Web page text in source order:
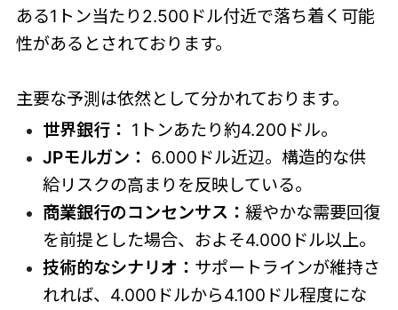
ある1トン当たり2.500ドル付近で落ち着く可能
性があるとされております。
主要な予測は依然として分かれております。
世界銀行： 1トンあたり約4.200ドル。
JPモルガン： 6.000ドル近辺。構造的な供
給リスクの高まりを反映している。
商業銀行のコンセンサス： 緩やかな需要回復
を前提とした場合、およそ4.000ドル以上。
技術的なシナリオ： サポートラインが維持さ
れれば、4.000ドルから4.100ドル程度にな